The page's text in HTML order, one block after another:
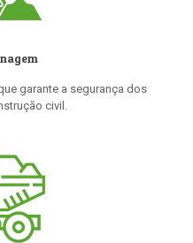
garante a segurança dos
civil.